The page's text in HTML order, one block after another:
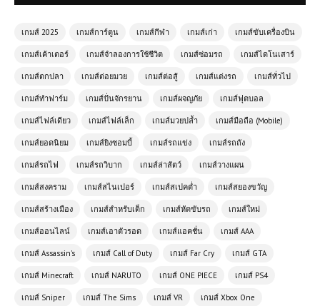
เกมส์ 2025 เกมส์การ์ตูน เกมส์กีฬา เกมส์เก่า เกมส์ขับเครื่องบิน
เกมส์เค้าเตอร์ เกมส์จำลองการใช้ชีวิต เกมส์ซ่อมรถ เกมส์ไดโนเสาร์
เกมส์ตกปลา เกมส์ต่อยมวย เกมส์ต่อสู้ เกมส์แต่งรถ เกมส์ทั่วไป
เกมส์ทำฟาร์ม เกมส์ปั่นจักรยาน เกมส์ผจญภัย เกมส์ฟุตบอล
เกมส์ไฟล์เดียว เกมส์ไฟล์เล็ก เกมส์มวยปล้ำ เกมส์มือถือ (Mobile)
เกมส์ยอดนิยม เกมส์ยิงซอมบี้ เกมส์รถแข่ง เกมส์รถถัง
เกมส์รถไฟ เกมส์รถวิบาก เกมส์ล่าสัตว์ เกมส์วางแผน
เกมส์สงคราม เกมส์สไนเปอร์ เกมส์สเปคต่ำ เกมส์สยองขวัญ
เกมส์สร้างเมือง เกมส์สำหรับเด็ก เกมส์หัดขับรถ เกมส์ใหม่
เกมส์ออนไลน์ เกมส์เอาตัวรอด เกมส์แอคชั่น เกมส์ AAA
เกมส์ Assassin's เกมส์ Call of Duty เกมส์ Far Cry เกมส์ GTA
เกมส์ Minecraft เกมส์ NARUTO เกมส์ ONE PIECE เกมส์ PS4
เกมส์ Sniper เกมส์ The Sims เกมส์ VR เกมส์ Xbox One
เกมส์ออนไลน์ฟรี Army Combat
ศิลปะแห่งการรบของกองทัพ
เกมส์ออนไลน์ฟรี The Farmer ฮีโร่